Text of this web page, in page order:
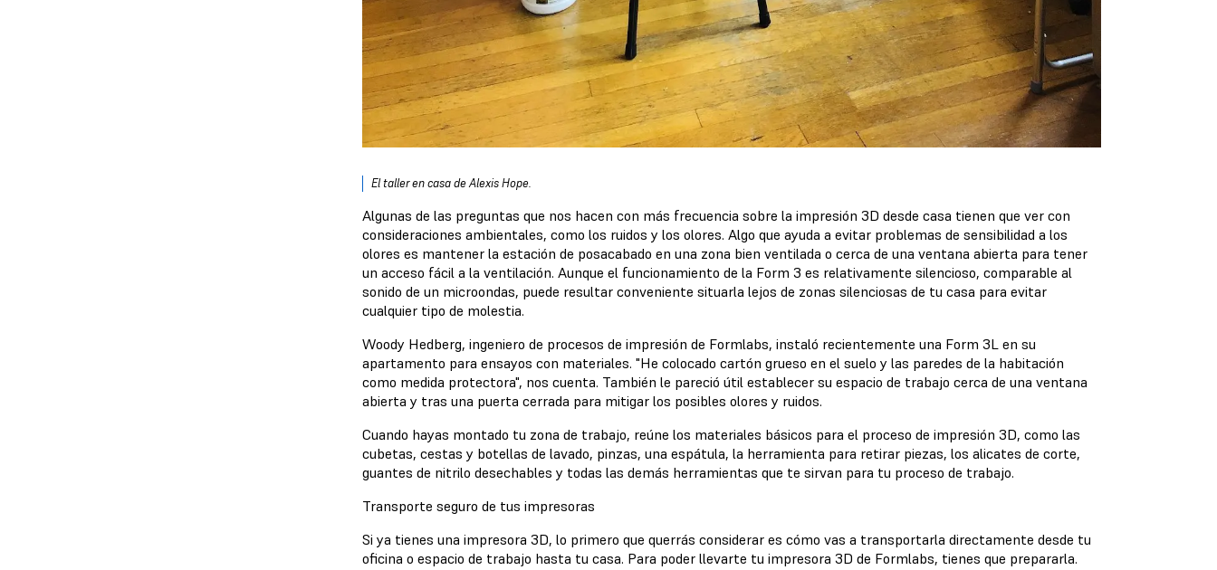
El taller en casa de Alexis Hope.
Algunas de las preguntas que nos hacen con más frecuencia sobre la impresión 3D desde casa tienen que ver con
consideraciones ambientales, como los ruidos y los olores. Algo que ayuda a evitar problemas de sensibilidad a los
olores es mantener la estación de posacabado en una zona bien ventilada o cerca de una ventana abierta para tener
un acceso fácil a la ventilación. Aunque el funcionamiento de la Form 3 es relativamente silencioso, comparable al
sonido de un microondas, puede resultar conveniente situarla lejos de zonas silenciosas de tu casa para evitar
cualquier tipo de molestia.
Woody Hedberg, ingeniero de procesos de impresión de Formlabs, instaló recientemente una Form 3L en su
apartamento para ensayos con materiales. "He colocado cartón grueso en el suelo y las paredes de la habitación
como medida protectora", nos cuenta. También le pareció útil establecer su espacio de trabajo cerca de una ventana
abierta y tras una puerta cerrada para mitigar los posibles olores y ruidos.
Cuando hayas montado tu zona de trabajo, reúne los materiales básicos para el proceso de impresión 3D, como las
cubetas, cestas y botellas de lavado, pinzas, una espátula, la herramienta para retirar piezas, los alicates de corte,
guantes de nitrilo desechables y todas las demás herramientas que te sirvan para tu proceso de trabajo.
Transporte seguro de tus impresoras
Si ya tienes una impresora 3D, lo primero que querrás considerar es cómo vas a transportarla directamente desde tu
oficina o espacio de trabajo hasta tu casa. Para poder llevarte tu impresora 3D de Formlabs, tienes que prepararla.